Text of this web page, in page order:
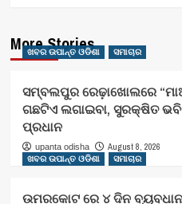
More Stories
ଖବର ଉପାନ୍ତ ଓଡିଶା ସମାଚାର
ସମ୍ବଲପୁର ରେଢ଼ାଖୋଲରେ
ଗଛଟିଏ ଲଗାଇବା, ସୁରକ୍ଷିତ
ପ୍ରଧାନ
upanta odisha
August 8, 2026
ଖବର ଉପାନ୍ତ ଓଡିଶା
ସମାଚାର
ଉମରକୋଟ ରେ ୪ ଦିନ